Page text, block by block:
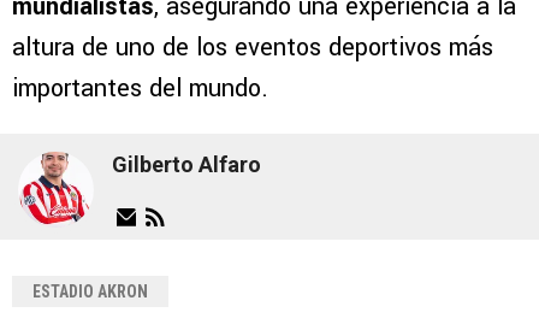
mundialistas, asegurando una experiencia a la
altura de uno de los eventos deportivos más
importantes del mundo.
Gilberto Alfaro
ESTADIO AKRON